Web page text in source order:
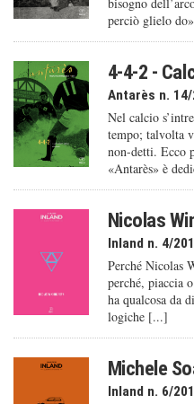
perciò glielo
4-4-2 -
Antarès n. 14/
Nel calcio
tempo; talvolta
non-detti. Ecco
«Antarès» è
Nicolas
Inland n. 4/
Perché Nicolas
perché, piaccia
ha qualcosa da
logiche [...]
Michele
Inland n. 6/